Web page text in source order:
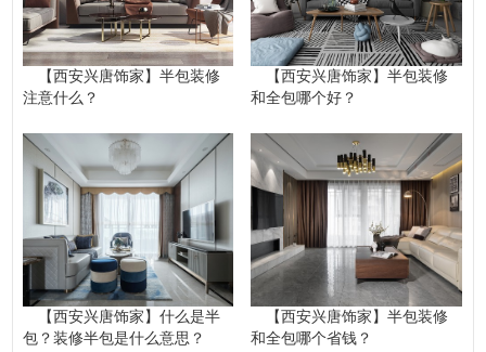
【西安兴唐饰家】半包装修
注意什么？
【西安兴唐饰家】半包装修
和全包哪个好？
【西安兴唐饰家】什么是半
包？装修半包是什么意思？
【西安兴唐饰家】半包装修
和全包哪个省钱？